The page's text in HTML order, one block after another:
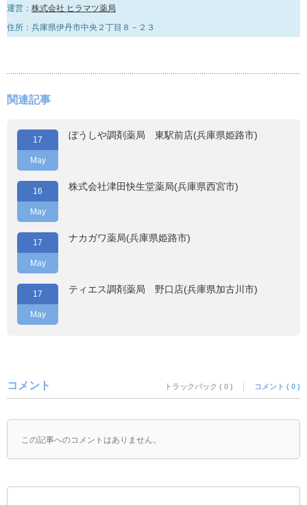
運営： 株式会社 ヒラマツ薬局
住所：兵庫県伊丹市中央２丁目８－２３
関連記事
17
May
ぼうしや調剤薬局 東駅前店(兵庫県姫路市)
16
May
株式会社津田快生堂薬局(兵庫県西宮市)
17
May
ナカガワ薬局(兵庫県姫路市)
17
May
ティエス調剤薬局 野口店(兵庫県加古川市)
コメント トラックバック ( 0 ) コメント ( 0 )
この記事へのコメントはありません。